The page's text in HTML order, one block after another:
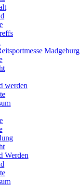
Madgeburg
werden
Werden